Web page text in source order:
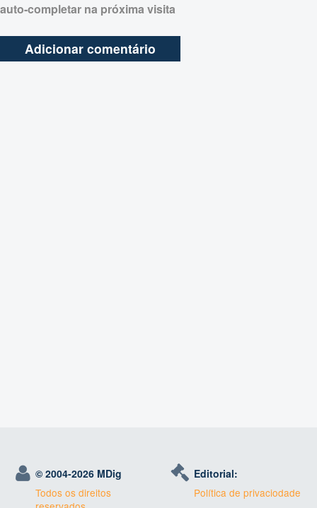
auto-completar na próxima visita
© 2004-2026 MDig
Todos os direitos
Editorial:
Política de privaciodade